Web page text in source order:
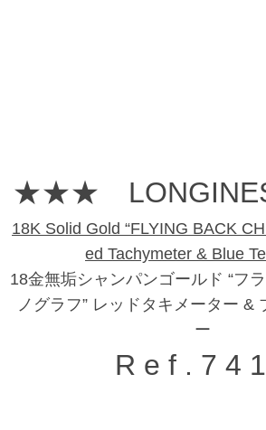
★★★
18K Solid Gold “FLYING BACK
ed Tachymeter & Blue
18金無垢シャンパンゴールド “フ
ノグラフ” レッドタキメーター &
ー
R e f . 7 4